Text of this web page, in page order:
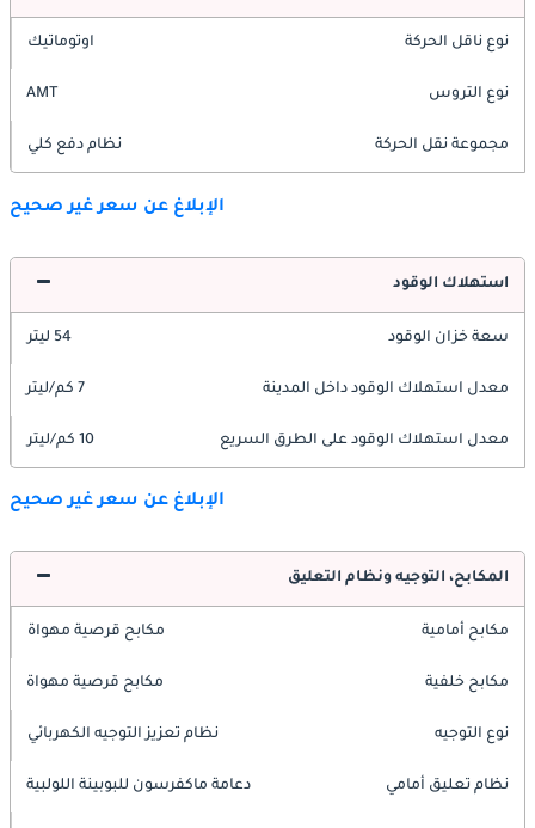
نوع ناقل الحركة اوتوماتيك
نوع التروس AMT
مجموعة نقل الحركة نظام دفع كلي
الإبلاغ عن سعر غير صحيح
استهلاك الوقود
سعة خزان الوقود 54 ليتر
معدل استهلاك الوقود داخل المدينة 7 كم/ليتر
معدل استهلاك الوقود على الطرق السريع 10 كم/ليتر
الإبلاغ عن سعر غير صحيح
المكابح، التوجيه ونظام التعليق
مكابح أمامية مكابح قرصية مهواة
مكابح خلفية مكابح قرصية مهواة
نوع التوجيه نظام تعزيز التوجيه الكهربائي
نظام تعليق أمامي دعامة ماكفرسون للبوبينة اللولبية